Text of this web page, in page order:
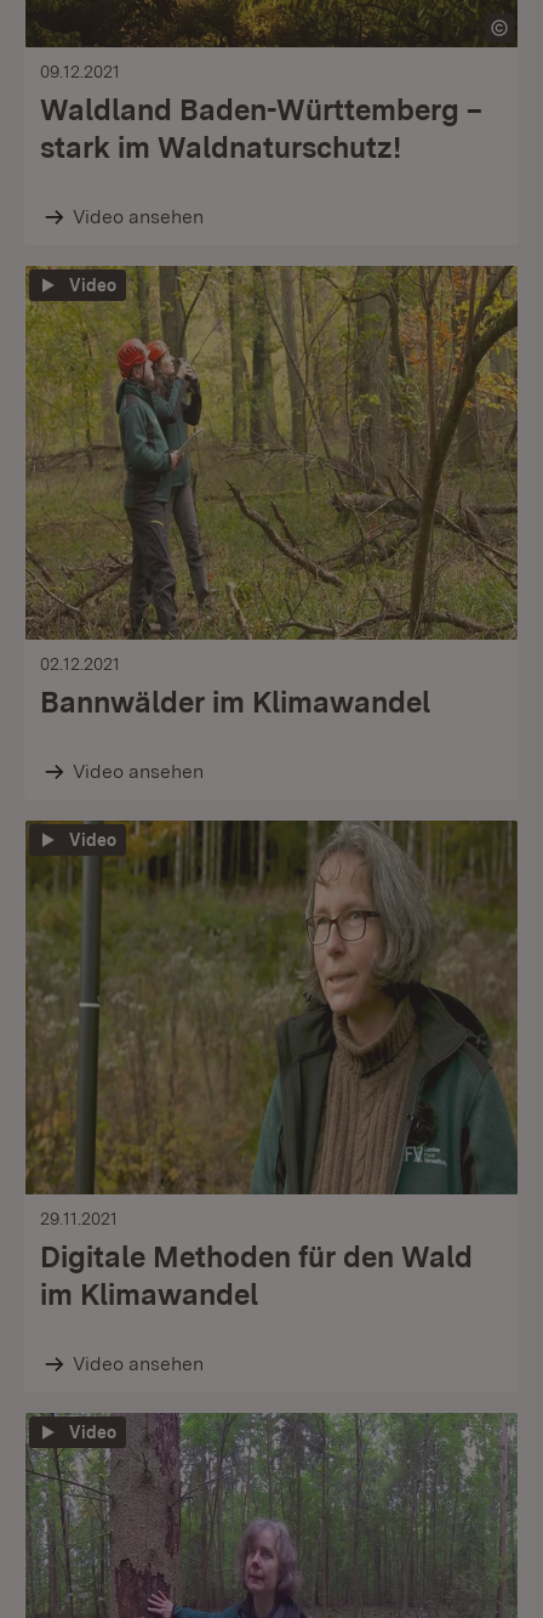
09.12.2021
Waldland Baden-Württemberg –
stark im Waldnaturschutz!
Video ansehen
Video
02.12.2021
Bannwälder im Klimawandel
Video ansehen
Video
29.11.2021
Digitale Methoden für den Wald
im Klimawandel
Video ansehen
Video